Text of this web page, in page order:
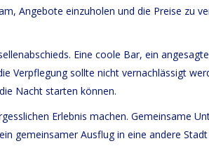
Angebote einzuholen und die Preise zu
Eine coole Bar, ein
Verpflegung sollte nicht vernachlässigt
Nacht starten können.
Erlebnis machen. Gemeinsame
gemeinsamer Ausflug in eine andere